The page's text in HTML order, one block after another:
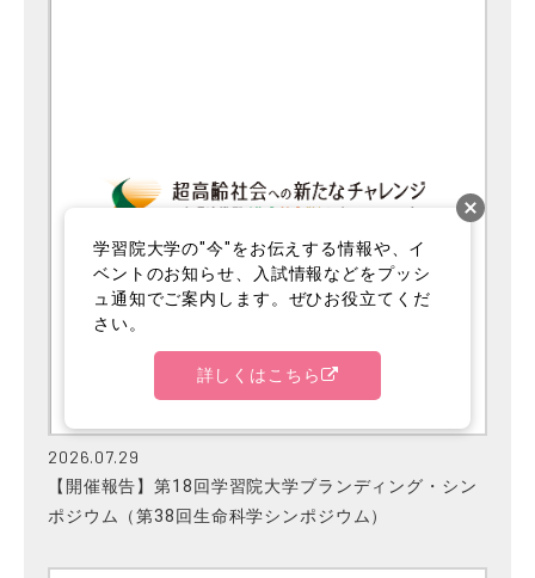
2026.07.29
【開催報告】第18回学習院大学ブランディング・シン
ポジウム（第38回生命科学シンポジウム）
学習院大学の"今"をお伝えする情報や、イ
ベントのお知らせ、入試情報などをプッシ
ュ通知でご案内します。ぜひお役立てくだ
さい。
詳しくはこちら